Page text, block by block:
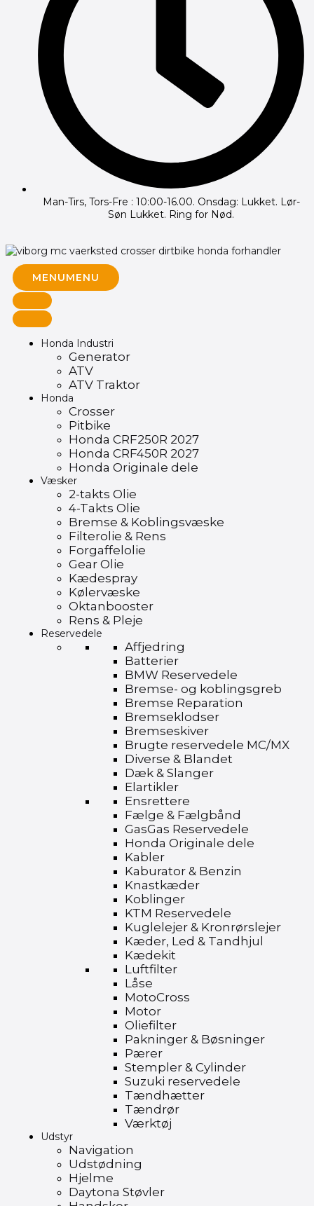
Man-Tirs, Tors-Fre : 10:00-16.00. Onsdag: Lukket. Lør-
Søn Lukket. Ring for Nød.
MENUMENU
Honda Industri
Generator
ATV
ATV Traktor
Honda
Crosser
Pitbike
Honda CRF250R 2027
Honda CRF450R 2027
Honda Originale dele
Væsker
2-takts Olie
4-Takts Olie
Bremse & Koblingsvæske
Filterolie & Rens
Forgaffelolie
Gear Olie
Kædespray
Kølervæske
Oktanbooster
Rens & Pleje
Reservedele
Affjedring
Batterier
BMW Reservedele
Bremse- og koblingsgreb
Bremse Reparation
Bremseklodser
Bremseskiver
Brugte reservedele MC/MX
Diverse & Blandet
Dæk & Slanger
Elartikler
Ensrettere
Fælge & Fælgbånd
GasGas Reservedele
Honda Originale dele
Kabler
Kaburator & Benzin
Knastkæder
Koblinger
KTM Reservedele
Kuglelejer & Kronrørslejer
Kæder, Led & Tandhjul
Kædekit
Luftfilter
Låse
MotoCross
Motor
Oliefilter
Pakninger & Bøsninger
Pærer
Stempler & Cylinder
Suzuki reservedele
Tændhætter
Tændrør
Værktøj
Udstyr
Navigation
Udstødning
Hjelme
Daytona Støvler